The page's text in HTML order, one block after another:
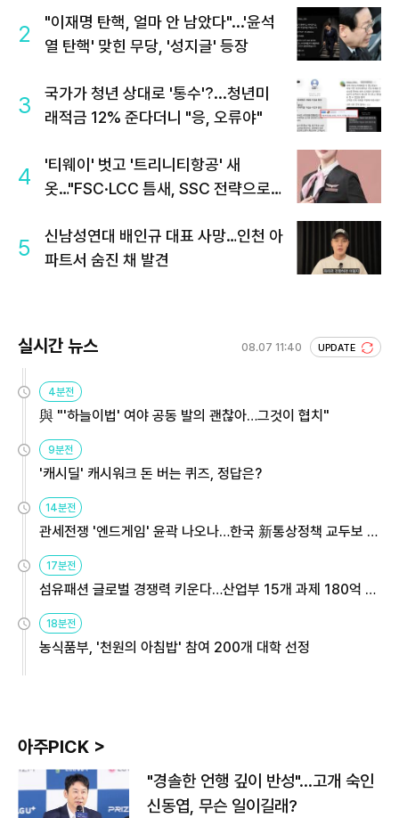
2
"이재명 탄핵, 얼마 안 남았다"...'윤석
열 탄핵' 맞힌 무당, '성지글' 등장
3
국가가 청년 상대로 '통수'?...청년미
래적금 12% 준다더니 "응, 오류야"
4
'티웨이' 벗고 '트리니티항공' 새
옷…"FSC·LCC 틈새, SSC 전략으로
5
신남성연대 배인규 대표 사망…인천 아
파트서 숨진 채 발견
실시간 뉴스 08.07 11:40 UPDATE
4분전
與 "'하늘이법' 여야 공동 발의 괜찮아…그것이 협치"
9분전
'캐시딜' 캐시워크 돈 버는 퀴즈, 정답은?
14분전
관세전쟁 '엔드게임' 윤곽 나오나…한국 新통상정책 교두보 활
용해야
17분전
섬유패션 글로벌 경쟁력 키운다…산업부 15개 과제 180억 지
원
18분전
농식품부, '천원의 아침밥' 참여 200개 대학 선정
아주PICK >
"경솔한 언행 깊이 반성"…고개 숙인
신동엽, 무슨 일이길래?